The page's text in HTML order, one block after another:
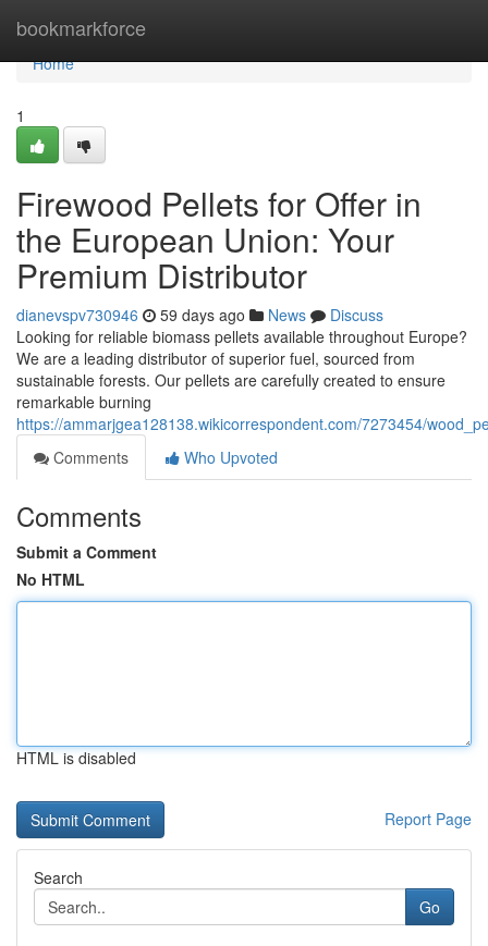
bookmarkforce
Home
Home
1
Firewood Pellets for Offer in
the European Union: Your
Premium Distributor
dianevspv730946 59 days ago News
Discuss
Looking for reliable biomass pellets available throughout Europe?
We are a leading distributor of superior fuel, sourced from
sustainable forests. Our pellets are carefully created to ensure
remarkable burning
https://ammarjgea128138.wikicorrespondent.com/7273454/
Comments
Who Upvoted
Comments
Submit a Comment
No HTML
HTML is disabled
Report Page
Search
Go